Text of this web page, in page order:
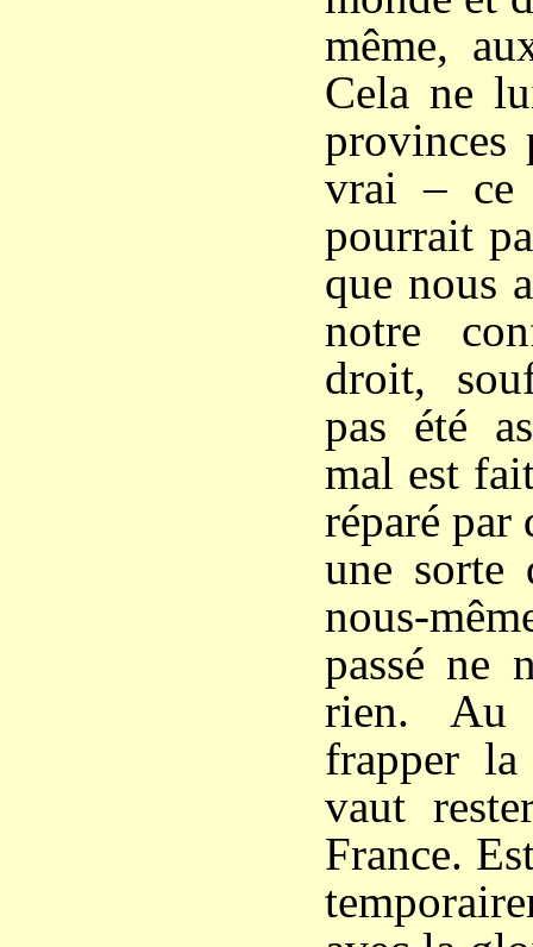
même,
Cela ne
provinces
vrai – ce
pourrait
que nous
notre
droit,
pas été
mal est
réparé par
une sorte
nous-
passé ne
rien.
frapper
vaut
France.